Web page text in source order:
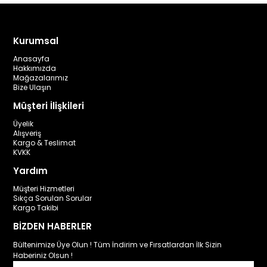
Kurumsal
Anasayfa
Hakkımızda
Mağazalarımız
Bize Ulaşın
Müşteri İlişkileri
Üyelik
Alışveriş
Kargo & Teslimat
KVKK
Yardım
Müşteri Hizmetleri
Sıkça Sorulan Sorular
Kargo Takibi
BİZDEN HABERLER
Bültenimize Üye Olun ! Tüm İndirim ve Fırsatlardan İlk Sizin
Haberiniz Olsun !